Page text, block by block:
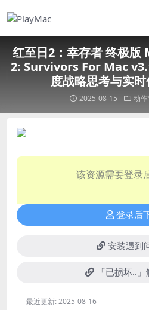
红至日2：幸存者 终极
2: Survivors For Mac
度战略思考与实
2025-08-15 动
该资源需要登录
登录后
安装遇到
「已损坏..
最近更新:2025-08-16